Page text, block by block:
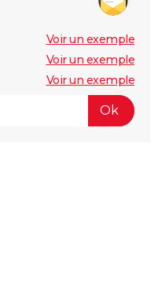
Voir un exemple
Voir un exemple
Voir un exemple